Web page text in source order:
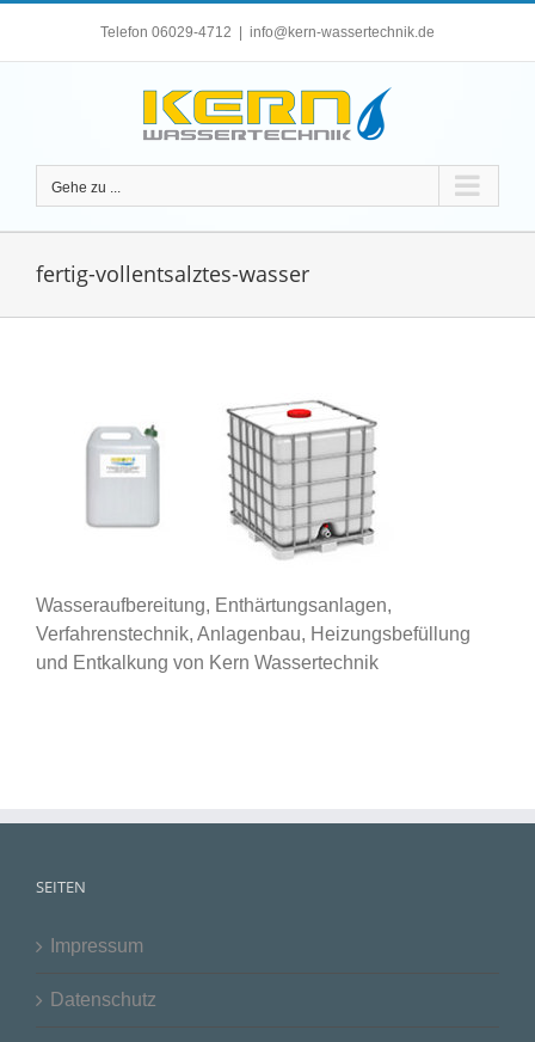
Telefon 06029-4712 info@kern-wassertechnik.de
Gehe zu ...
fertig-vollentsalztes-wasser
Wasseraufbereitung, Enthärtungsanlagen,
Verfahrenstechnik, Anlagenbau, Heizungsbefüllung
und Entkalkung von Kern Wassertechnik
SEITEN
Impressum
Datenschutz